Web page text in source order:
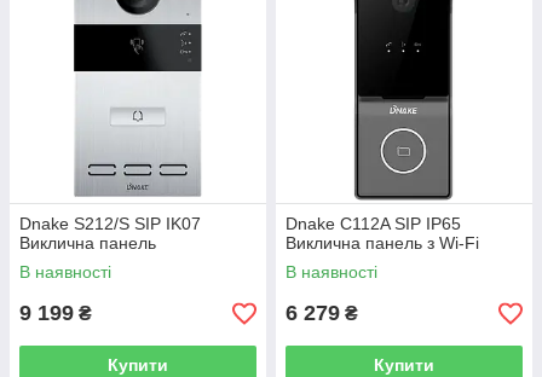
Dnake S212/S SIP IK07
Виклична панель
В наявності
9 199 ₴
Купити
Dnake C112A SIP IP65
Виклична панель з Wi-Fi
В наявності
6 279 ₴
Купити